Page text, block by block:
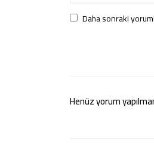
Daha sonraki
Henüz yorum